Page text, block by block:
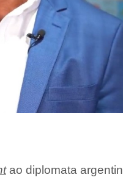
ao diplomata